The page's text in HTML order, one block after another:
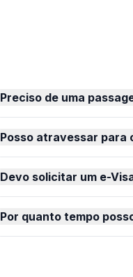
Preciso de uma
Posso atravessar para
Devo solicitar um e-
Por quanto tempo